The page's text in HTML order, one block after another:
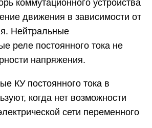
коммутационного устройства
движения в зависимости от
Нейтральные
реле постоянного тока не
напряжения.
КУ постоянного тока в
когда нет возможности
сети переменного